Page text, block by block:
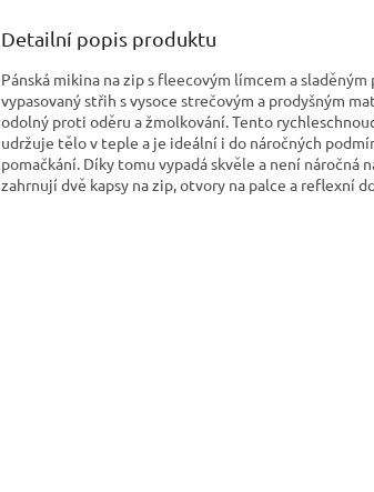
Detailní popis produktu
Pánská mikina na zip s fleecovým límcem a
vypasovaný střih s vysoce strečovým a prodyšným
odolný proti oděru a žmolkování. Tento
udržuje tělo v teple a je ideální i do náročných
pomačkání. Díky tomu vypadá skvěle a není náročná
zahrnují dvě kapsy na zip, otvory na palce a reflexní